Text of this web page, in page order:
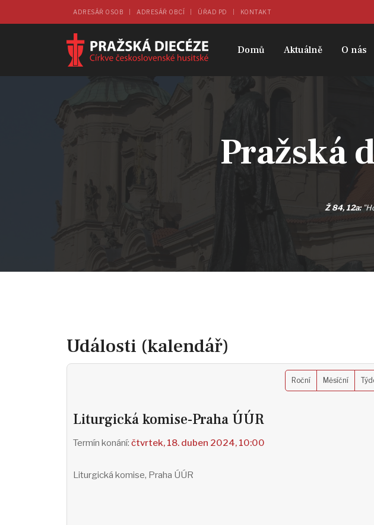
ADRESÁŘ OSOB ADRESÁŘ OBCÍ ÚŘAD PD KONTAKT
Domů Aktuálně O nás
Pražská
Ž 84, 12a:
Události (kalendář)
Roční Měsíční
Liturgická komise-Praha ÚÚR
čtvrtek, 18. duben 2024, 10:00
Liturgická komise, Praha ÚÚR